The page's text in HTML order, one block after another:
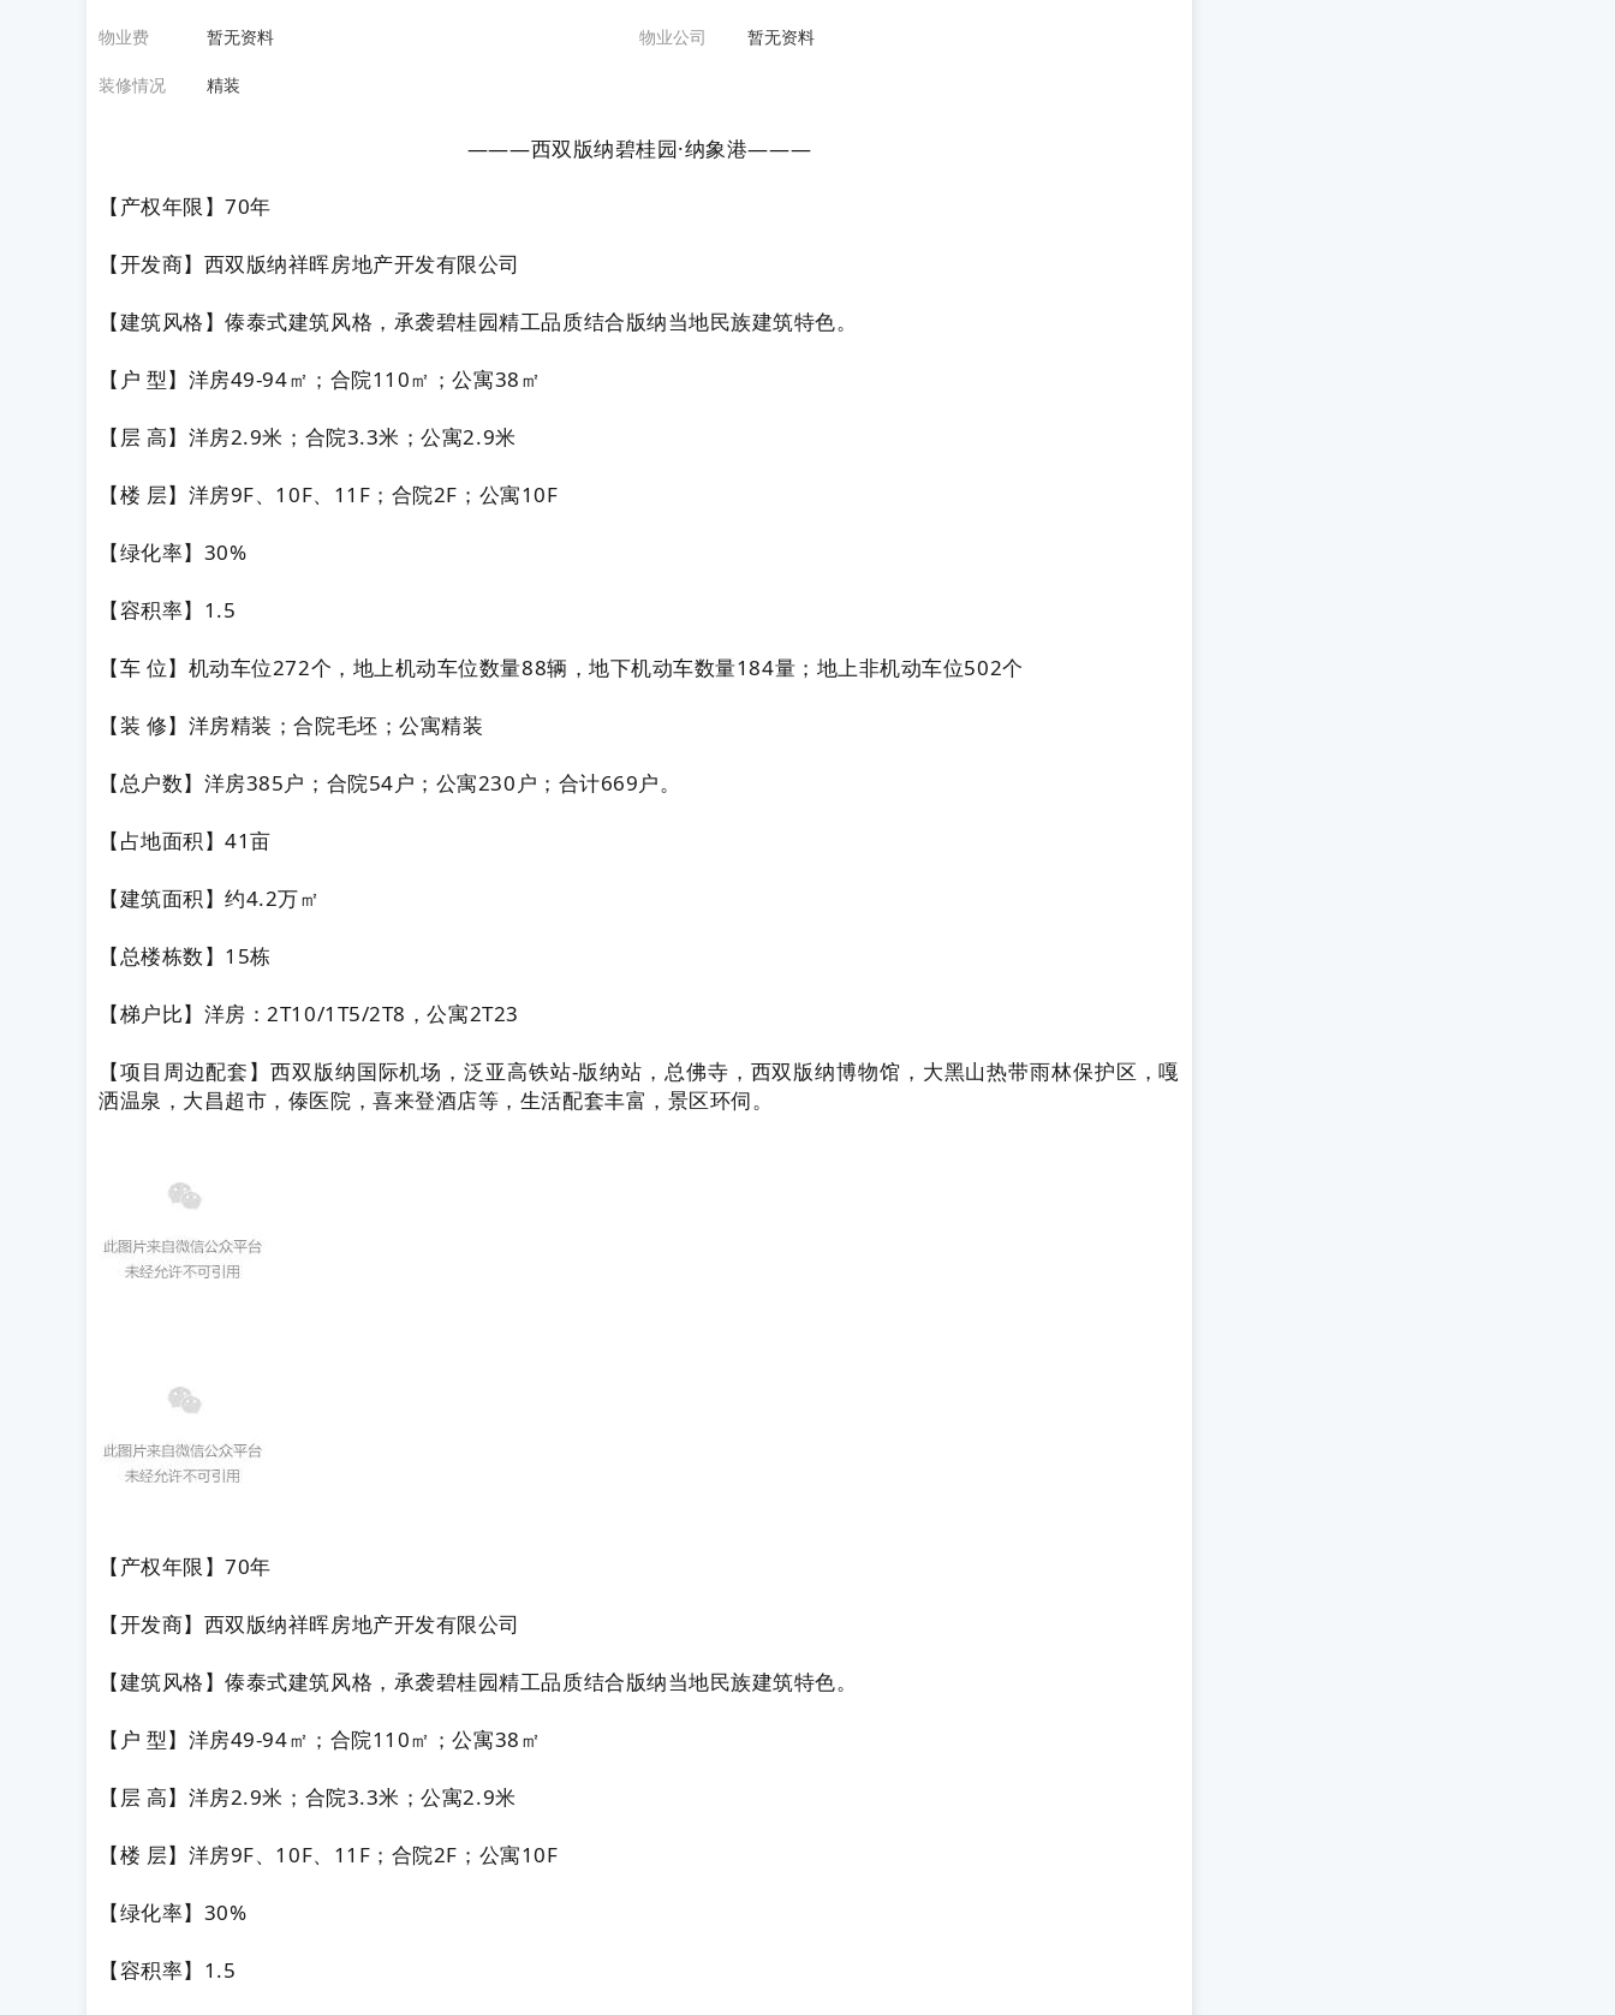
物业费 暂无资料 物业公司 暂无资料
装修情况 精装
———西双版纳碧桂园·纳象港———
【产权年限】70年
【开发商】西双版纳祥晖房地产开发有限公司
【建筑风格】傣泰式建筑风格，承袭碧桂园精工品质结合版纳当地民族建筑特色。
【户 型】洋房49-94㎡；合院110㎡；公寓38㎡
【层 高】洋房2.9米；合院3.3米；公寓2.9米
【楼 层】洋房9F、10F、11F；合院2F；公寓10F
【绿化率】30%
【容积率】1.5
【车 位】机动车位272个，地上机动车位数量88辆，地下机动车数量184量；地上非机动车位502个
【装 修】洋房精装；合院毛坯；公寓精装
【总户数】洋房385户；合院54户；公寓230户；合计669户。
【占地面积】41亩
【建筑面积】约4.2万㎡
【总楼栋数】15栋
【梯户比】洋房：2T10/1T5/2T8，公寓2T23
【项目周边配套】西双版纳国际机场，泛亚高铁站-版纳站，总佛寺，西双版纳博物馆，大黑山热带雨林保护区，嘎
洒温泉，大昌超市，傣医院，喜来登酒店等，生活配套丰富，景区环伺。
【产权年限】70年
【开发商】西双版纳祥晖房地产开发有限公司
【建筑风格】傣泰式建筑风格，承袭碧桂园精工品质结合版纳当地民族建筑特色。
【户 型】洋房49-94㎡；合院110㎡；公寓38㎡
【层 高】洋房2.9米；合院3.3米；公寓2.9米
【楼 层】洋房9F、10F、11F；合院2F；公寓10F
【绿化率】30%
【容积率】1.5